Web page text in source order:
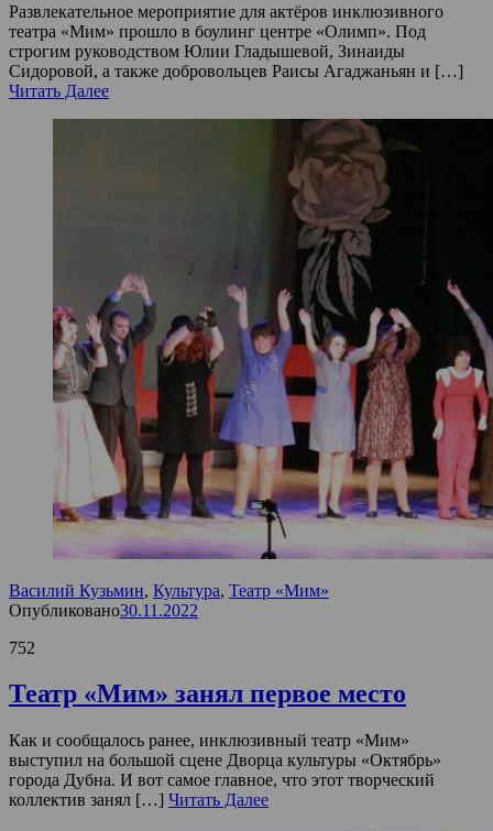
Развлекательное мероприятие для актёров инклюзивного
театра «Мим» прошло в боулинг центре «Олимп». Под
строгим руководством Юлии Гладышевой, Зинаиды
Сидоровой, а также добровольцев Раисы Агаджаньян и […]
Читать Далее
Василий Кузьмин, Культура, Театр «Мим»
Опубликовано30.11.2022
752
Театр «Мим» занял первое место
Как и сообщалось ранее, инклюзивный театр «Мим»
выступил на большой сцене Дворца культуры «Октябрь»
города Дубна. И вот самое главное, что этот творческий
коллектив занял […] Читать Далее